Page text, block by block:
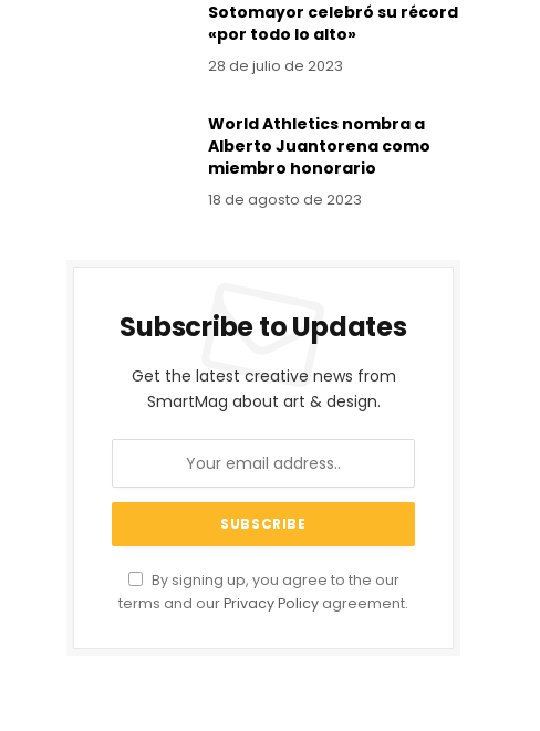
Sotomayor celebró su récord
«por todo lo alto»
28 de julio de 2023
World Athletics nombra a
Alberto Juantorena como
miembro honorario
18 de agosto de 2023
Subscribe to Updates
Get the latest creative news from
SmartMag about art & design.
By signing up, you agree to the our
terms and ourPrivacy Policy agreement.